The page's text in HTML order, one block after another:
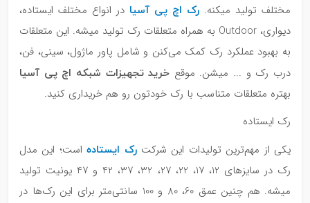
مختلف تولید میکنه. رک اچ پی آسیا در انواع مختلف ایستاده،
دیواری، Outdoor به همراه متعلقات رک تولید میشه. این متعلقات
به بهبود عملکرد رک کمک می‌کنن و شامل پاور ماژول، سینی، فن،
درب رک و ... میشن. موقع خرید تجهیزات شبکه اچ پی آسیا
بهتره متعلقات متناسب با رک خودتون رو هم خریداری کنید.
رک ایستاده
یکی از مهم‌ترین تولیدات این شرکترک ایستادهاست؛ این مدل
رک در سایزهای 12، 17، 22، 27، 32، 37، 42 و 47 یونیت تولید
میشه. هم چنین عمق 60، 80 و 100 سانتی‌متر برای این رک‌ها در